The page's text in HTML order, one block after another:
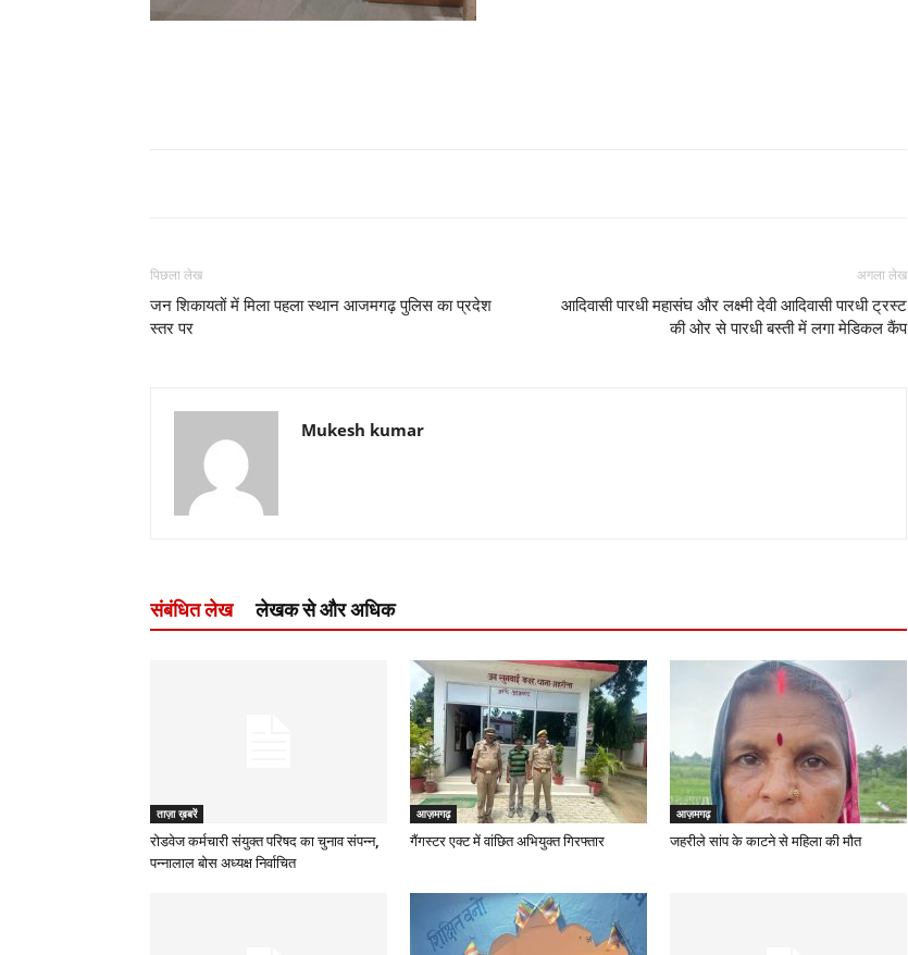
पिछला लेख
जन शिकायतों में मिला पहला स्थान आजमगढ़ पुलिस का प्रदेश
स्तर पर
अगला लेख
आदिवासी पारधी महासंघ और लक्ष्मी देवी आदिवासी पारधी ट्रस्ट
की ओर से पारधी बस्ती में लगा मेडिकल कैंप
Mukesh kumar
संबंधित लेख लेखक से और अधिक
ताज़ा ख़बरें
रोडवेज कर्मचारी संयुक्त परिषद का चुनाव संपन्न,
पन्नालाल बोस अध्यक्ष निर्वाचित
आज़मगढ़
गैंगस्टर एक्ट में वांछित अभियुक्त गिरफ्तार
आज़मगढ़
जहरीले सांप के काटने से महिला की मौत